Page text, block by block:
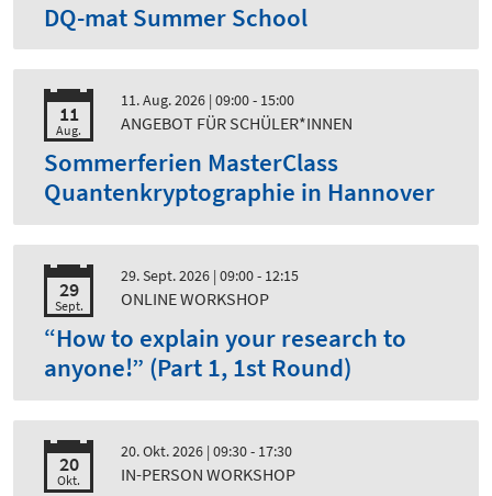
DQ-mat Summer School
11
Aug.
11. Aug. 2026 | 09:00 - 15:00
ANGEBOT FÜR SCHÜLER*INNEN
Sommerferien MasterClass
Quantenkryptographie in Hannover
29
Sept.
29. Sept. 2026 | 09:00 - 12:15
ONLINE WORKSHOP
“How to explain your research to
anyone!” (Part 1, 1st Round)
20
Okt.
20. Okt. 2026 | 09:30 - 17:30
IN-PERSON WORKSHOP